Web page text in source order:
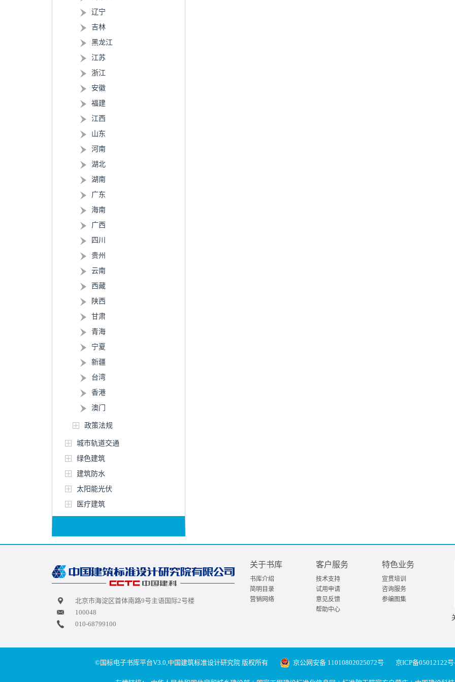
辽宁
吉林
黑龙江
江苏
浙江
安徽
福建
江西
山东
河南
湖北
湖南
广东
海南
广西
四川
贵州
云南
西藏
陕西
甘肃
青海
宁夏
新疆
台湾
香港
澳门
政策法规
城市轨道交通
绿色建筑
建筑防水
太阳能光伏
医疗建筑
北京市海淀区首体南路9号主语国际2号楼
100048
010-68799100
关于书库
书库介绍
简明目录
营销网络
客户服务
技术支持
试用申请
意见反馈
帮助中心
特色业务
宣贯培训
咨询服务
参编图集
©国标电子书库平台V3.0,中国建筑标准设计研究院 版权所有 京公网安备 11010802025072号 京ICP备05012122号